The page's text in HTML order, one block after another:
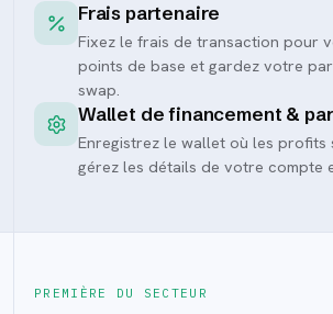
Frais partenaire
Fixez le frais de transaction pour
points de base et gardez votre
swap.
Wallet de financement &
Enregistrez le wallet où les profits
gérez les détails de votre compte
PREMIÈRE DU SECTEUR